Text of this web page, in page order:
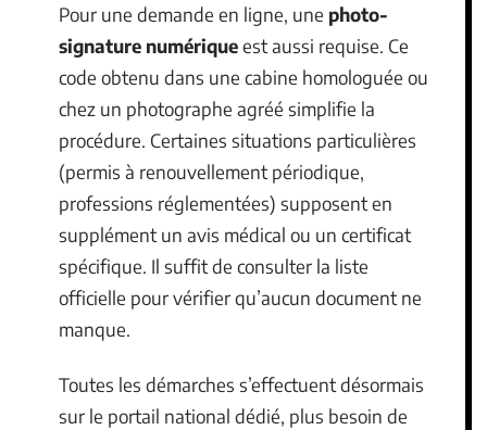
Pour une demande en ligne, une photo-
signature numériqueest aussi requise. Ce
code obtenu dans une cabine homologuée ou
chez un photographe agréé simplifie la
procédure. Certaines situations particulières
(permis à renouvellement périodique,
professions réglementées) supposent en
supplément un avis médical ou un certificat
spécifique. Il suffit de consulter la liste
officielle pour vérifier qu’aucun document ne
manque.
Toutes les démarches s’effectuent désormais
sur le portail national dédié, plus besoin de